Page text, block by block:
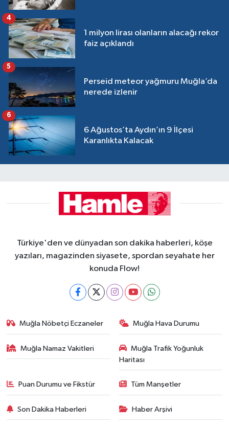
1 milyon lirası olanların alacağı rekor
faiz açıklandı
4
Perseid meteor yağmuru Muğla’da
nerede izlenir
5
6 Ağustos’ta Aydın’ın 9 İlçesi
Karanlıkta Kalacak
6
Türkiye'den ve dünyadan son dakika haberleri, köşe
yazıları, magazinden siyasete, spordan seyahate her
konuda Flow!
Muğla Nöbetçi Eczaneler Muğla Hava Durumu
Muğla Namaz Vakitleri
Muğla Trafik Yoğunluk
Haritası
Puan Durumu ve Fikstür Tüm Manşetler
Son Dakika Haberleri Haber Arşivi